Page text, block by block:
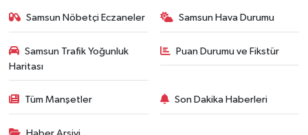
Samsun Nöbetçi Eczaneler Samsun Hava Durumu
Samsun Trafik Yoğunluk
Haritası
Puan Durumu ve Fikstür
Tüm Manşetler Son Dakika Haberleri